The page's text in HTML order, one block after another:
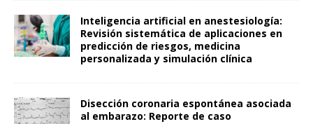
Inteligencia artificial en anestesiología:
Revisión sistemática de aplicaciones en
predicción de riesgos, medicina
personalizada y simulación clínica
Disección coronaria espontánea asociada
al embarazo: Reporte de caso